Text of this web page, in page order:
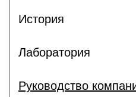
История
Лаборатория
Руководство